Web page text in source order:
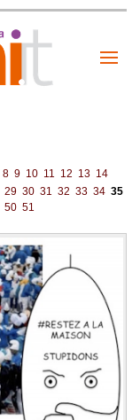
8 9 10 11 12 13 14
29 30 31 32 33 34 35
50 51